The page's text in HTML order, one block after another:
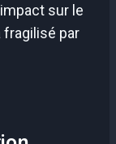
sur le
fragilisé par